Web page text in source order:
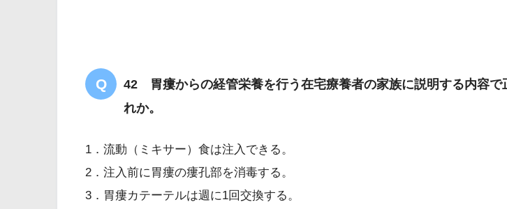
42 胃瘻からの経管栄養を行う在宅療養者の家族に説明する内容で
れか。
1．流動（ミキサー）食は注入できる。
2．注入前に胃瘻の瘻孔部を消毒する。
3．胃瘻カテーテルは週に1回交換する。